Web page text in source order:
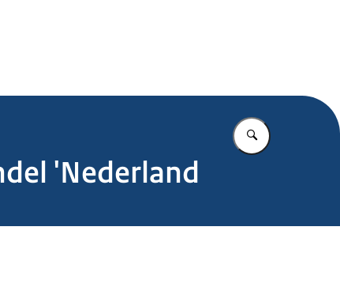
Vul in wat u
'Nederland